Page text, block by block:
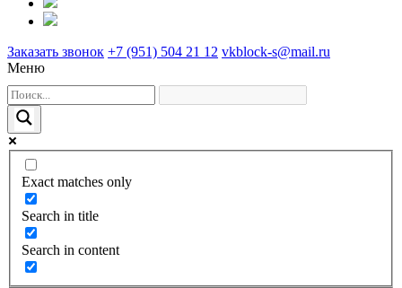
Заказать звонок +7 (951) 504 21 12 vkblock-s@mail.ru
Меню
Exact matches only
Search in title
Search in content